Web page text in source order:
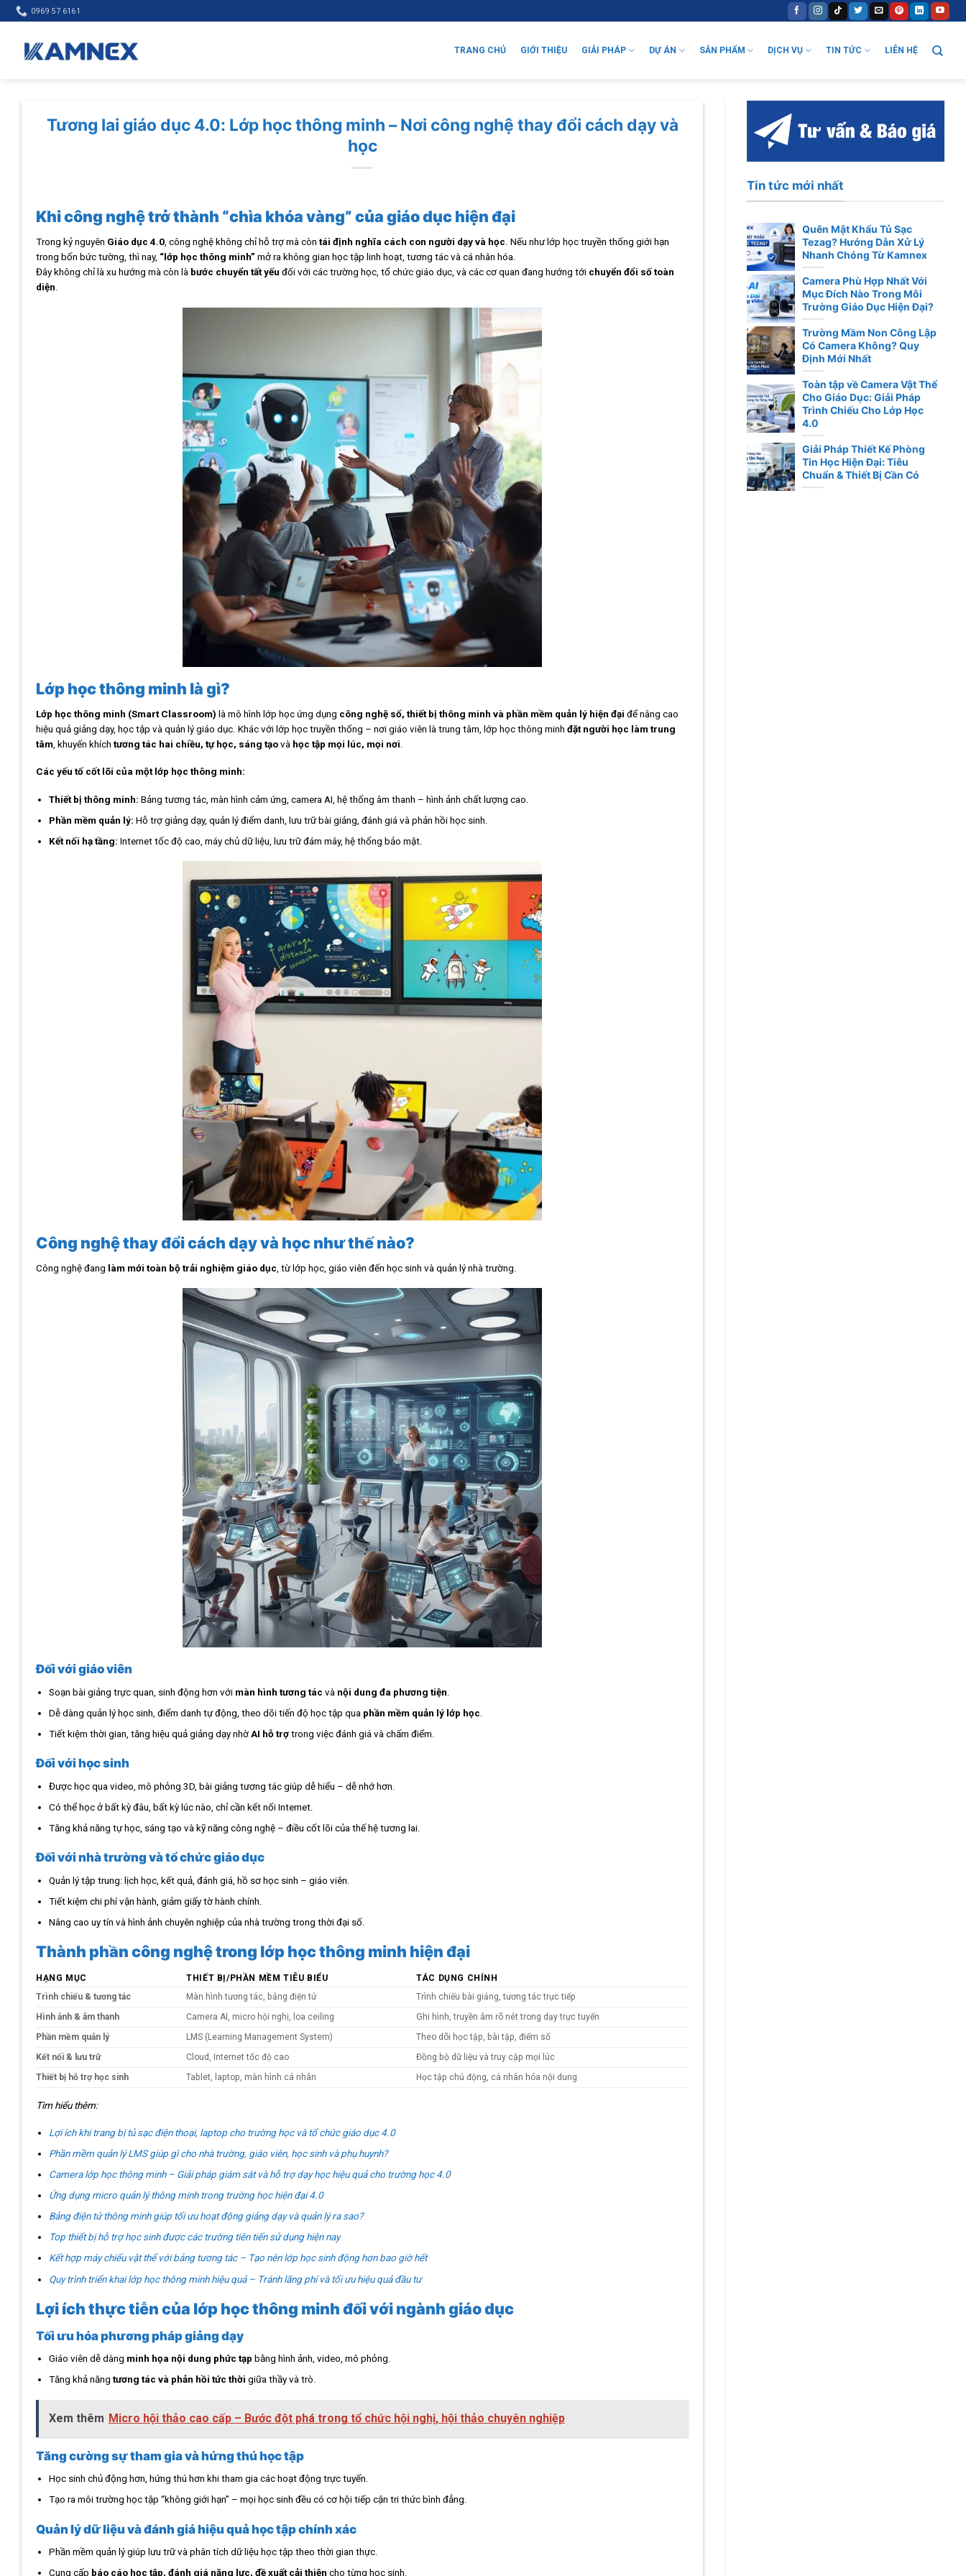
Skip
to
0969 57 6161
TRANG CHỦ GIỚI THIỆU GIẢI PHÁP DỰ ÁN SẢN PHẨM DỊCH VỤ TIN TỨC LIÊN HỆ
Tương lai giáo dục 4.0: Lớp học thông minh – Nơi công nghệ thay đổi cách dạy và
học
Khi công nghệ trở thành “chìa khóa vàng” của giáo dục hiện đại
Trong kỷ nguyên Giáo dục 4.0, công nghệ không chỉ hỗ trợ mà còntái định nghĩa cách con người dạy và học. Nếu như lớp học truyền thống giới hạn
trong bốn bức tường, thì nay, “lớp học thông minh” mở ra không gian học tập linh hoạt, tương tác và cá nhân hóa.
Đây không chỉ là xu hướng mà còn là bước chuyển tất yếu đối với các trường học, tổ chức giáo dục, và các cơ quan đang hướng tới chuyển đổi số toàn
diện.
Lớp học thông minh là gì?
Lớp học thông minh (Smart Classroom) là mô hình lớp học ứng dụng công nghệ số, thiết bị thông minh và phần mềm quản lý hiện đại để nâng cao
hiệu quả giảng dạy, học tập và quản lý giáo dục. Khác với lớp học truyền thống – nơi giáo viên là trung tâm, lớp học thông minhđặt người học làm trung
tâm , khuyến khíchtương tác hai chiều, tự học, sáng tạo và học tập mọi lúc, mọi nơi
Các yếu tố cốt lõi của một lớp học thông minh:
Thiết bị thông minh: Bảng tương tác, màn hình cảm ứng, camera AI, hệ thống âm thanh – hình ảnh chất lượng cao.
Phần mềm quản lý: Hỗ trợ giảng dạy, quản lý điểm danh, lưu trữ bài giảng, đánh giá và phản hồi học sinh.
Kết nối hạ tầng: Internet tốc độ cao, máy chủ dữ liệu, lưu trữ đám mây, hệ thống bảo mật.
Công nghệ thay đổi cách dạy và học như thế nào?
Công nghệ đang làm mới toàn bộ trải nghiệm giáo dục , từ lớp học, giáo viên đến học sinh và quản lý nhà trường.
Đối với giáo viên
Soạn bài giảng trực quan, sinh động hơn với màn hình tương tác và nội dung đa phương tiện
Dễ dàng quản lý học sinh, điểm danh tự động, theo dõi tiến độ học tập qua phần mềm quản lý lớp học
Tiết kiệm thời gian, tăng hiệu quả giảng dạy nhờ AI hỗ trợtrong việc đánh giá và chấm điểm.
Đối với học sinh
Được học qua video, mô phỏng 3D, bài giảng tương tác giúp dễ hiểu – dễ nhớ hơn.
Có thể học ở bất kỳ đâu, bất kỳ lúc nào, chỉ cần kết nối Internet.
Tăng khả năng tự học, sáng tạo và kỹ năng công nghệ – điều cốt lõi của thế hệ tương lai.
Đối với nhà trường và tổ chức giáo dục
Quản lý tập trung: lịch học, kết quả, đánh giá, hồ sơ học sinh – giáo viên.
Tiết kiệm chi phí vận hành, giảm giấy tờ hành chính.
Nâng cao uy tín và hình ảnh chuyên nghiệp của nhà trường trong thời đại số.
Thành phần công nghệ trong lớp học thông minh hiện đại
HẠNG MỤC THIẾT BỊ/PHẦN MỀM TIÊU BIỂU
TÁC DỤNG CHÍNH
Trình chiếu & tương tác
Màn hình tương tác, bảng điện tử
Trình chiếu bài giảng, tương tác trực tiếp
Hình ảnh & âm thanh
Camera AI, micro hội nghị, loa ceiling
Ghi hình, truyền âm rõ nét trong dạy trực tuyến
Phần mềm quản lý
LMS (Learning Management System)
Theo dõi học tập, bài tập, điểm số
Kết nối & lưu trữ
Cloud, Internet tốc độ cao
Đồng bộ dữ liệu và truy cập mọi lúc
Thiết bị hỗ trợ học sinh
Tablet, laptop, màn hình cá nhân Học tập chủ động, cá nhân hóa nội dung
Tìm hiểu thêm:
Lợi ích khi trang bị tủ sạc điện thoại, laptop cho trường học và tổ chức giáo dục 4.0
Phần mềm quản lý LMS giúp gì cho nhà trường, giáo viên, học sinh và phụ huynh?
Camera lớp học thông minh – Giải pháp giám sát và hỗ trợ dạy học hiệu quả cho trường học 4.0
Ứng dụng micro quản lý thông minh trong trường học hiện đại 4.0
Bảng điện tử thông minh giúp tối ưu hoạt động giảng dạy và quản lý ra sao?
Top thiết bị hỗ trợ học sinh được các trường tiên tiến sử dụng hiện nay
Kết hợp máy chiếu vật thể với bảng tương tác – Tạo nên lớp học sinh động hơn bao giờ hết
Quy trình triển khai lớp học thông minh hiệu quả – Tránh lãng phí và tối ưu hiệu quả đầu tư
Lợi ích thực tiễn của lớp học thông minh đối với ngành giáo dục
Tối ưu hóa phương pháp giảng dạy
Giáo viên dễ dàng minh họa nội dung phức tạp bằng hình ảnh, video, mô phỏng.
Tăng khả năng tương tác và phản hồi tức thời giữa thầy và trò.
Xem thêm Micro hội thảo cao cấp – Bước đột phá trong tổ chức hội nghị, hội thảo chuyên nghiệp
Tăng cường sự tham gia và hứng thú học tập
Học sinh chủ động hơn, hứng thú hơn khi tham gia các hoạt động trực tuyến.
Tạo ra môi trường học tập “không giới hạn” – mọi học sinh đều có cơ hội tiếp cận tri thức bình đẳng.
Quản lý dữ liệu và đánh giá hiệu quả học tập chính xác
Phần mềm quản lý giúp lưu trữ và phân tích dữ liệu học tập theo thời gian thực.
Cung cấp báo cáo học tập, đánh giá năng lực, đề xuất cải thiện cho từng học sinh.
Tin tức mới nhất
Quên Mật Khẩu Tủ Sạc
Tezag? Hướng Dẫn Xử Lý
Nhanh Chóng Từ Kamnex
Camera Phù Hợp Nhất Với
Mục Đích Nào Trong Môi
Trường Giáo Dục Hiện Đại?
Trường Mầm Non Công Lập
Có Camera Không? Quy
Định Mới Nhất
Toàn tập về Camera Vật Thể
Cho Giáo Dục: Giải Pháp
Trình Chiếu Cho Lớp Học
4.0
Giải Pháp Thiết Kế Phòng
Tin Học Hiện Đại: Tiêu
Chuẩn & Thiết Bị Cần Có